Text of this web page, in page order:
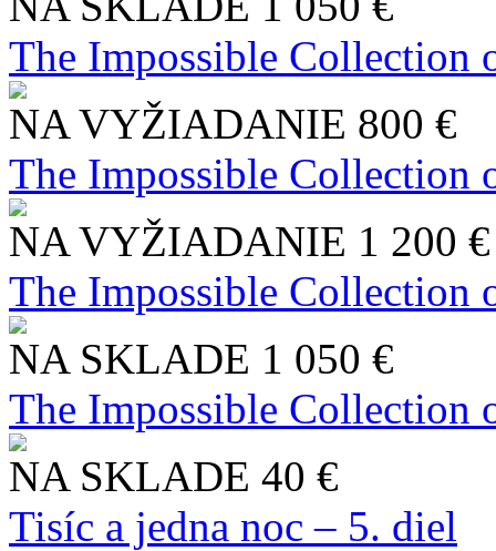
The Impossible Collection
NA VYŽIADANIE 800 €
The Impossible Collection
NA VYŽIADANIE 1 200 €
The Impossible Collection
NA SKLADE 1 050 €
The Impossible Collection
NA SKLADE 40 €
Tisíc a jedna noc – 5. diel